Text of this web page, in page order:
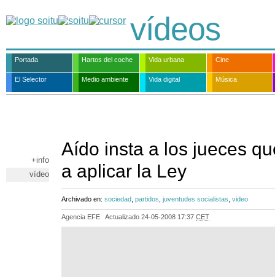
vídeos
Portada Hartos del coche Vida urbana Cine
El Selector Medio ambiente Vida digital Música
+info
vídeo
Aído insta a los jueces
a aplicar la Ley
Archivado en: sociedad partidos juventudes socialistas video
Agencia EFE Actualizado 24-05-2008 17:37 CET